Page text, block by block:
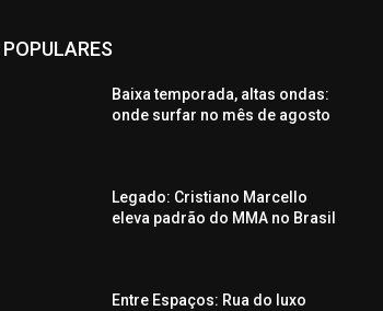
Baixa temporada, altas ondas:
onde surfar no mês de agosto
Legado: Cristiano Marcello
eleva padrão do MMA no Brasil
Entre Espaços: Rua do luxo